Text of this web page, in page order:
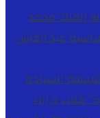
الملك محمد
عيد العرش
السيادة
كتاب و اراء